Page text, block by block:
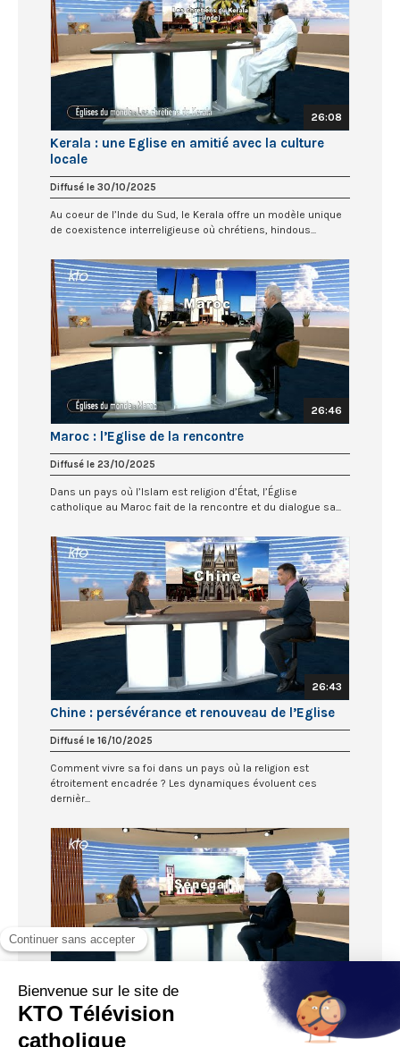
26:08
Kerala : une Eglise en amitié avec la culture
locale
Diffusé le 30/10/2025
Au coeur de l’Inde du Sud, le Kerala offre un modèle unique
de coexistence interreligieuse où chrétiens, hindous...
26:46
Maroc : l’Eglise de la rencontre
Diffusé le 23/10/2025
Dans un pays où l’Islam est religion d’État, l’Église
catholique au Maroc fait de la rencontre et du dialogue sa...
26:43
Chine : persévérance et renouveau de l’Eglise
Diffusé le 16/10/2025
Comment vivre sa foi dans un pays où la religion est
étroitement encadrée ? Les dynamiques évoluent ces
dernièr...
Sénégal : la foi comme pont entre les cultures
Diffusé le 09/10/2025